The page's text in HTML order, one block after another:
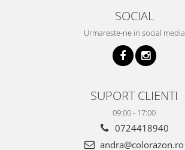
SOCIAL
Urmareste-ne in social media
SUPORT CLIENTI
09:00 - 17:00
0724418940
andra@colorazon.ro